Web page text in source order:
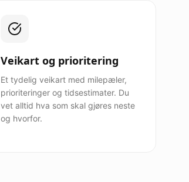
Veikart og prioritering
Et tydelig veikart med milepæler,
prioriteringer og tidsestimater. Du
vet alltid hva som skal gjøres neste
og hvorfor.